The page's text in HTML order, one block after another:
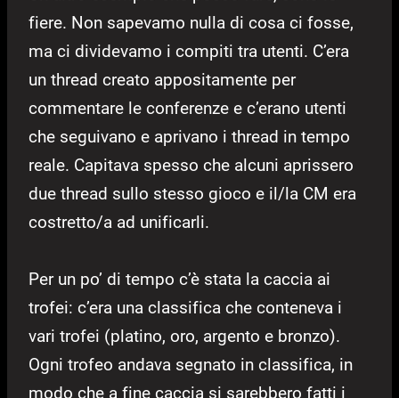
fiere. Non sapevamo nulla di cosa ci fosse,
ma ci dividevamo i compiti tra utenti. C’era
un thread creato appositamente per
commentare le conferenze e c’erano utenti
che seguivano e aprivano i thread in tempo
reale. Capitava spesso che alcuni aprissero
due thread sullo stesso gioco e il/la CM era
costretto/a ad unificarli.
Per un po’ di tempo c’è stata la caccia ai
trofei: c’era una classifica che conteneva i
vari trofei (platino, oro, argento e bronzo).
Ogni trofeo andava segnato in classifica, in
modo che a fine caccia si sarebbero fatti i